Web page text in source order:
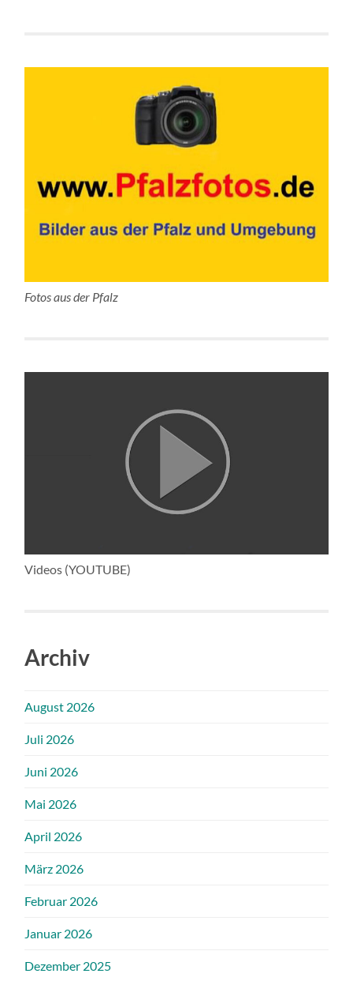
Fotos aus der Pfalz
Videos (YOUTUBE)
Archiv
August 2026
Juli 2026
Juni 2026
Mai 2026
April 2026
März 2026
Februar 2026
Januar 2026
Dezember 2025